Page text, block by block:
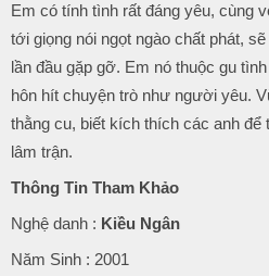
Em có tính tình rất đáng yêu, cùng
tới giọng nói ngọt ngào chất phát,
lần đầu gặp gỡ. Em nó thuộc gu
hôn hít chuyện trò như người yêu.
thằng cu, biết kích thích các anh
lâm trận.
Thông Tin Tham Khảo
Nghệ danh : Kiều Ngân
Năm Sinh : 2001